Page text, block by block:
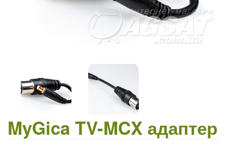
MyGica TV-MCX адаптер